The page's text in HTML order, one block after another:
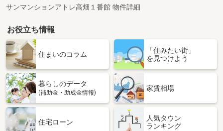
サンマンションアトレ高畑１番館 物件詳細
お役立ち情報
住まいのコラム
「住みたい街」
を見つけよう
暮らしのデータ
(補助金・助成金情報)
家賃相場
住宅ローン
人気タウン
ランキング